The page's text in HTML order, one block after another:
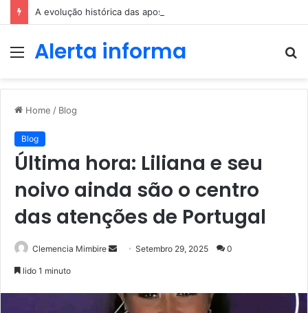
A evolução histórica das apostas ao longo dos séculos
MenuAlerta informa
Home / Blog
Blog
Última hora: Liliana e seu
noivo ainda são o centro
das atenções de Portugal
Clemencia Mimbire
SendSetembro 29, 2025 0
lido 1 minuto